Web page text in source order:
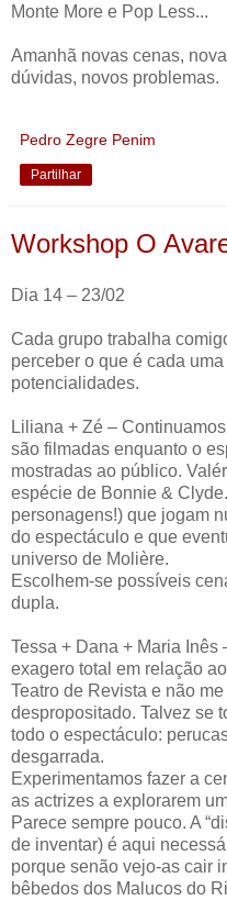
Monte More e Pop Less...
Amanhã novas cenas,
dúvidas, novos problemas.
Pedro Zegre Penim
Partilhar
Workshop O
Dia 14 – 23/02
Cada grupo trabalha
perceber o que é cada
potencialidades.
Liliana + Zé –
são filmadas enquanto o
mostradas ao público.
espécie de Bonnie &
personagens!) que jogam
do espectáculo e que
universo de Molière.
Escolhem-se possíveis
dupla.
Tessa + Dana + Maria Inês
exagero total em relação
Teatro de Revista e não
despropositado. Talvez se
todo o espectáculo:
desgarrada.
Experimentamos fazer a
as actrizes a explorarem
Parece sempre pouco. A
de inventar) é aqui
porque senão vejo-as cair
bêbedos dos Malucos do